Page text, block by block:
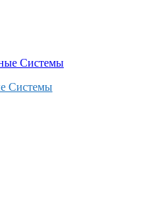
Системы